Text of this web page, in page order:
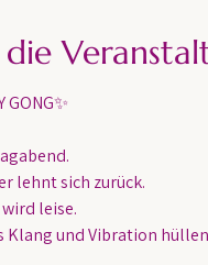
GONG✨
lehnt sich zurück.
leise.
Klang und Vibration